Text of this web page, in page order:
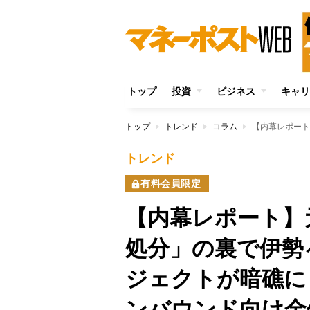
トップ 投資 ビジネス キャ
トップ トレンド コラム
トレンド
有料会員限定
【内幕レポート
処分」の裏で伊
ジェクトが暗礁